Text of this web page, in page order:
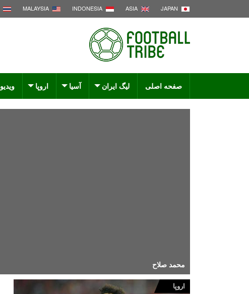
JAPAN
ASIA
INDONESIA
MALAYSIA
صفحه اصلی لیگ ایران آسیا اروپا ویدیو
محمد صلاح
اروپا